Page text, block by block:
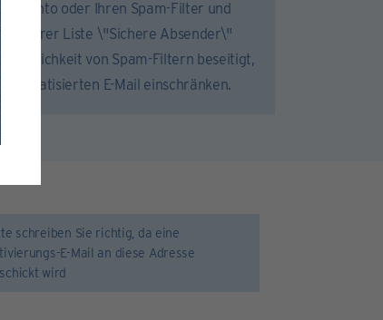
Konto oder Ihren Spam-Filter und
zu Ihrer Liste \"Sichere Absender\"
Möglichkeit von Spam-Filtern beseitigt,
E-Mail einschränken.
schreiben Sie richtig, da eine
E-Mail an diese Adresse
wird